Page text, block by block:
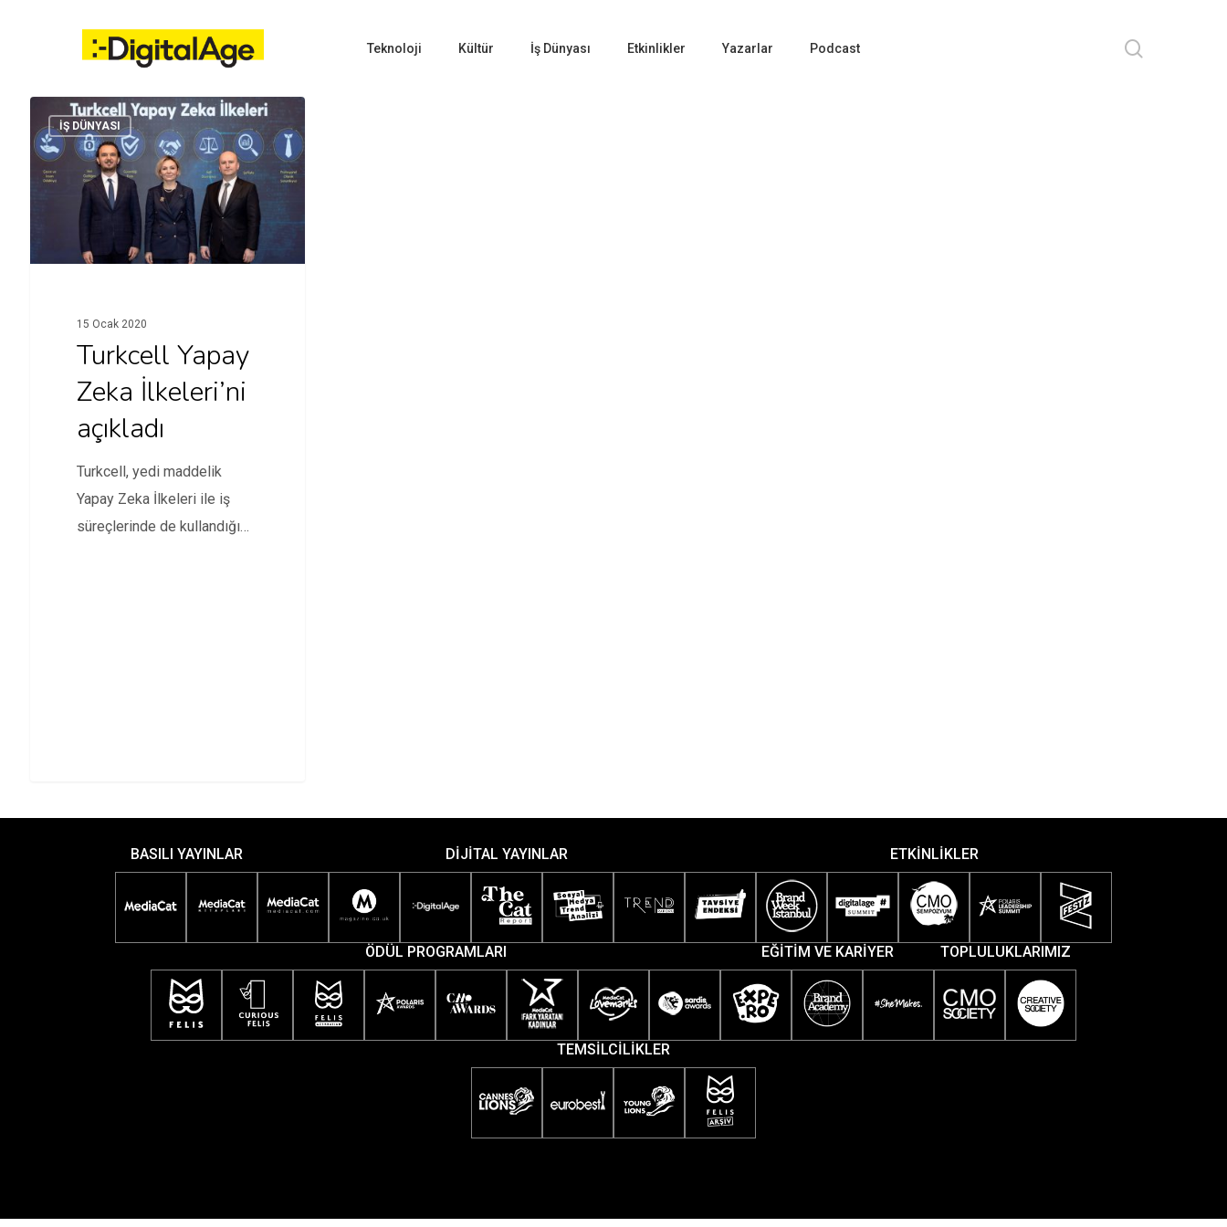
Hit enter to search or ESC to close
Teknoloji Kültür İş Dünyası Etkinlikler Yazarlar Podcast
İŞ DÜNYASI
15 Ocak 2020
Turkcell Yapay
Zeka İlkeleri’ni
açıkladı
Turkcell, yedi maddelik
Yapay Zeka İlkeleri ile iş
süreçlerinde de kullandığı
BASILI YAYINLAR DİJİTAL YAYINLAR ETKİNLİKLER
ÖDÜL PROGRAMLARI EĞİTİM VE KARİYER TOPLULUKLARIMIZ
TEMSİLCİLİKLER